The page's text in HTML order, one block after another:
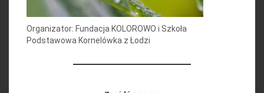
Organizator: Fundacja KOLOROWO i Szkoła
Podstawowa Kornelówka z Łodzi